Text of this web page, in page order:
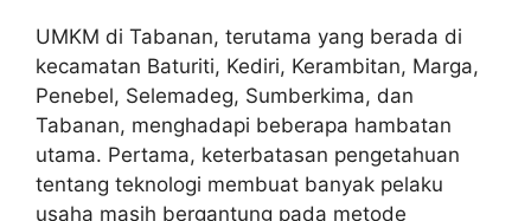
UMKM di Tabanan, terutama yang berada di
kecamatan Baturiti, Kediri, Kerambitan, Marga,
Penebel, Selemadeg, Sumberkima, dan
Tabanan, menghadapi beberapa hambatan
utama. Pertama, keterbatasan pengetahuan
tentang teknologi membuat banyak pelaku
usaha masih bergantung pada metode